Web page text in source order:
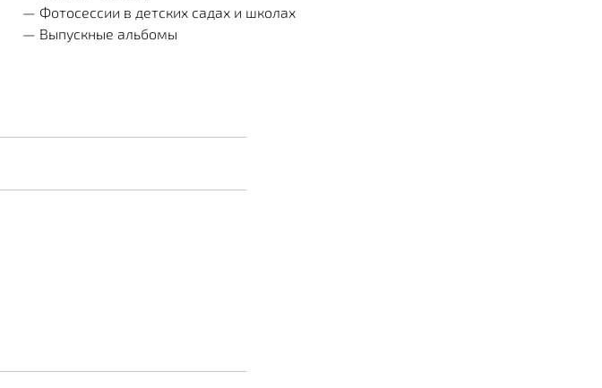
— Фотосессии в детских садах и школах
— Выпускные альбомы